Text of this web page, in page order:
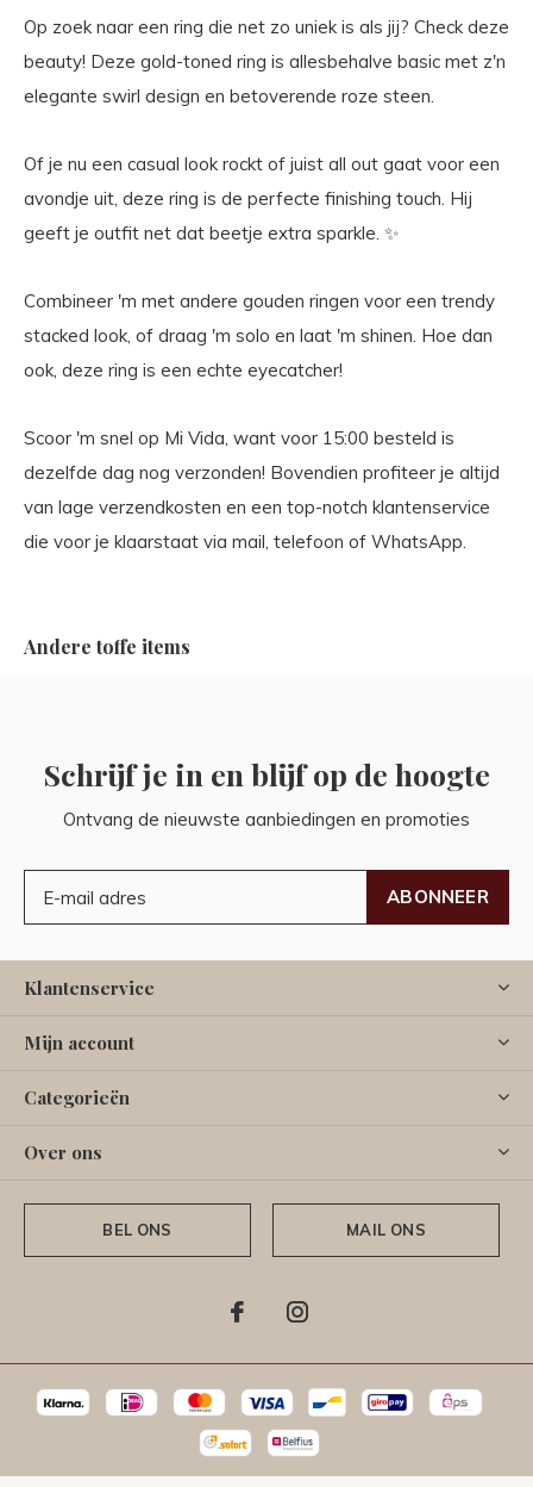
Op zoek naar een ring die net zo uniek is als jij? Check deze
beauty! Deze gold-toned ring is allesbehalve basic met z'n
elegante swirl design en betoverende roze steen.
Of je nu een casual look rockt of juist all out gaat voor een
avondje uit, deze ring is de perfecte finishing touch. Hij
geeft je outfit net dat beetje extra sparkle. ✨
Combineer 'm met andere gouden ringen voor een trendy
stacked look, of draag 'm solo en laat 'm shinen. Hoe dan
ook, deze ring is een echte eyecatcher!
Scoor 'm snel op Mi Vida, want voor 15:00 besteld is
dezelfde dag nog verzonden! Bovendien profiteer je altijd
van lage verzendkosten en een top-notch klantenservice
die voor je klaarstaat via mail, telefoon of WhatsApp.
Andere toffe items
Schrijf je in en blijf op de hoogte
Ontvang de nieuwste aanbiedingen en promoties
ABONNEER
Klantenservice
Mijn account
Categorieën
Over ons
BEL ONS MAIL ONS